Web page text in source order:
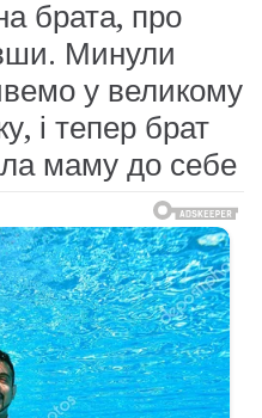
брата, про
Минули
у великому
і тепер брат
маму до себе